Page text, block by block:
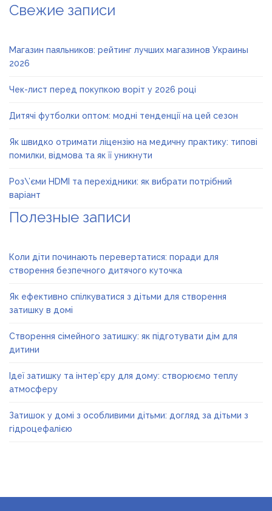
Свежие записи
Магазин паяльников: рейтинг лучших магазинов Украины
2026
Чек-лист перед покупкою воріт у 2026 році
Дитячі футболки оптом: модні тенденції на цей сезон
Як швидко отримати ліцензію на медичну практику: типові
помилки, відмова та як її уникнути
Роз\’єми HDMI та перехідники: як вибрати потрібний
варіант
Полезные записи
Коли діти починають перевертатися: поради для
створення безпечного дитячого куточка
Як ефективно спілкуватися з дітьми для створення
затишку в домі
Створення сімейного затишку: як підготувати дім для
дитини
Ідеї затишку та інтер’єру для дому: створюємо теплу
атмосферу
Затишок у домі з особливими дітьми: догляд за дітьми з
гідроцефалією